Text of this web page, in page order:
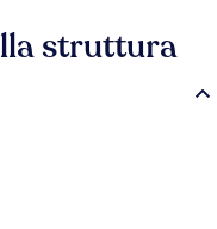
struttura